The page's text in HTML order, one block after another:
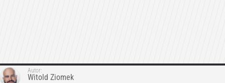
Autor:
Witold Ziomek